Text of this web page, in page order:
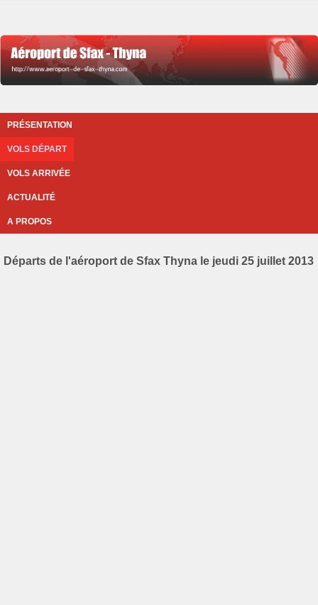
PRÉSENTATION
VOLS DÉPART
VOLS ARRIVÉE
ACTUALITÉ
A PROPOS
Départs de l'aéroport de Sfax Thyna le jeudi 25 juillet 2013